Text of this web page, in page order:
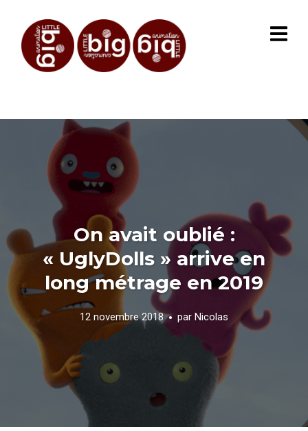
On avait oublié :
« UglyDolls » arrive en
long métrage en 2019
12 novembre 2018 par Nicolas